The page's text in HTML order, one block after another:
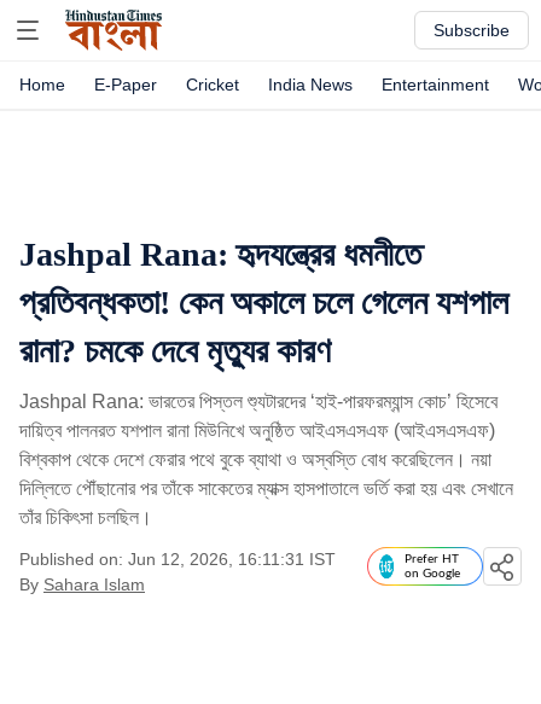
Subscribe
Home E-Paper Cricket India News Entertainment
Jashpal Rana: হৃদযন্ত্রের ধমনীতে
প্রতিবন্ধকতা! কেন অকালে চলে গেলেন যশপাল
রানা? চমকে দেবে মৃত্যুর কারণ
Jashpal Rana: ভারতের পিস্তল শ্যুটারদের ‘হাই-পারফরম্যান্স কোচ’ হিসেবে
দায়িত্ব পালনরত যশপাল রানা মিউনিখে অনুষ্ঠিত আইএসএসএফ (আইএসএসএফ)
বিশ্বকাপ থেকে দেশে ফেরার পথে বুকে ব্যাথা ও অস্বস্তি বোধ করেছিলেন। নয়া
দিল্লিতে পৌঁছানোর পর তাঁকে সাকেতের ম্যাক্স হাসপাতালে ভর্তি করা হয় এবং সেখানে
তাঁর চিকিৎসা চলছিল।
Published on: Jun 12, 2026, 16:11:31 IST
By Sahara Islam
Prefer HT
on Google